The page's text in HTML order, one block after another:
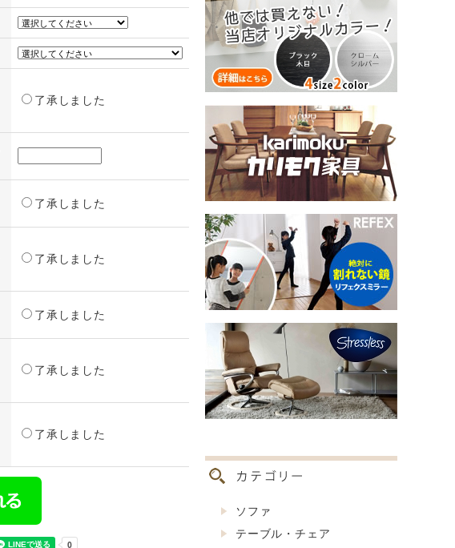
了承しました
了承しました
了承しました
了承しました
了承しました
了承しました
ソファ
テーブル・チェア